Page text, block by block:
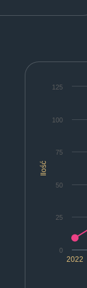
Ilość
2022
0
25
50
75
100
125